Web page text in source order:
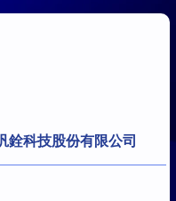
銓科技股份有限公司